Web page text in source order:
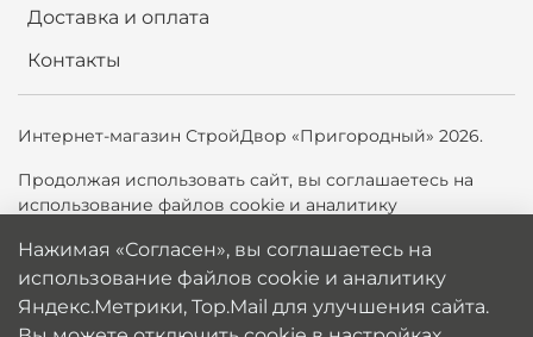
Доставка и оплата
Контакты
Интернет-магазин СтройДвор «Пригородный» 2026.
Продолжая использовать сайт, вы соглашаетесь на
использование файлов cookie и аналитику
можете отключить cookie в настройках браузера.
Политика обработки персональных данных
Нажимая «Согласен», вы соглашаетесь на
использование файлов cookie и аналитику
Яндекс.Метрики, Top.Mail для улучшения сайта.